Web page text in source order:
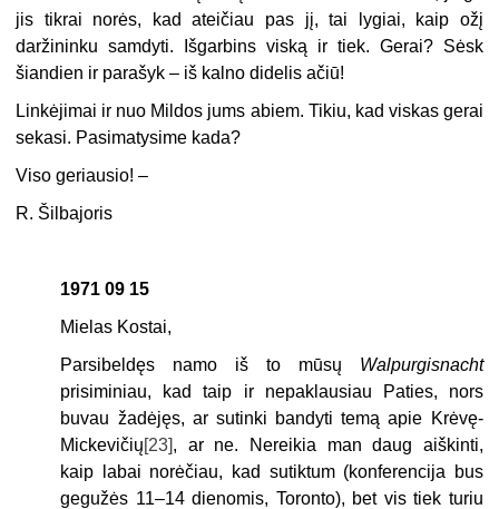
jis tikrai norės, kad ateičiau pas jį, tai lygiai, kaip ožį
daržininku samdyti. Išgarbins viską ir tiek. Gerai? Sėsk
šiandien ir parašyk – iš kalno didelis ačiū!
Linkėjimai ir nuo Mildos jums abiem. Tikiu, kad viskas gerai
sekasi. Pasimatysime kada?
Viso geriausio! –
R. Šilbajoris
1971 09 15
Mielas Kostai,
Parsibeldęs namo iš to mūsų Walpurgisnacht
prisiminiau, kad taip ir nepaklausiau Paties, nors
buvau žadėjęs, ar sutinki bandyti temą apie Krėvę-
Mickevičių[23], ar ne. Nereikia man daug aiškinti,
kaip labai norėčiau, kad sutiktum (konferencija bus
gegužės 11–14 dienomis, Toronto), bet vis tiek turiu